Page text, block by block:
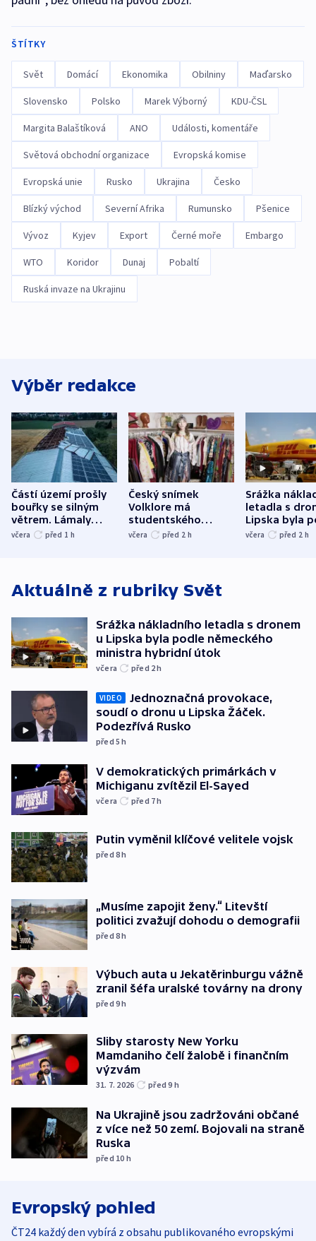
ŠTÍTKY
Svět Domácí Ekonomika Obilniny Maďarsko
Slovensko Polsko Marek Výborný KDU-ČSL
Margita Balaštíková ANO Události, komentáře
Světová obchodní organizace Evropská komise
Evropská unie Rusko Ukrajina Česko
Blízký východ Severní Afrika Rumunsko Pšenice
Vývoz Kyjev Export Černé moře Embargo
WTO Koridor Dunaj Pobaltí
Ruská invaze na Ukrajinu
Výběr redakce
Částí území prošly
bouřky se silným
větrem. Lámaly
stromy a poničily
včera před 1 h
Český snímek
Volklore má
studentského
Oscara, zabojuje o
včera před 2 h
Srážka
letadla s
Lipska byla
německého
včera před 2 h
Aktuálně z rubriky Svět
Srážka nákladního letadla s dronem
u Lipska byla podle německého
ministra hybridní útok
včera před 2h
VIDEO
Jednoznačná provokace,
soudí o dronu u Lipska Žáček.
Podezřívá Rusko
před 5h
V demokratických primárkách v
Michiganu zvítězil El-Sayed
včera před 7h
Putin vyměnil klíčové velitele vojsk
před 8h
„Musíme zapojit ženy.“ Litevští
politici zvažují dohodu o demografii
před 8h
Výbuch auta u Jekatěrinburgu vážně
zranil šéfa uralské továrny na drony
před 9h
Sliby starosty New Yorku
Mamdaniho čelí žalobě i finančním
výzvám
31. 7. 2026 před 9 h
Na Ukrajině jsou zadržováni občané
z více než 50 zemí. Bojovali na straně
Ruska
před 10 h
Evropský pohled
ČT24 každý den vybírá z obsahu publikovaného evropskými